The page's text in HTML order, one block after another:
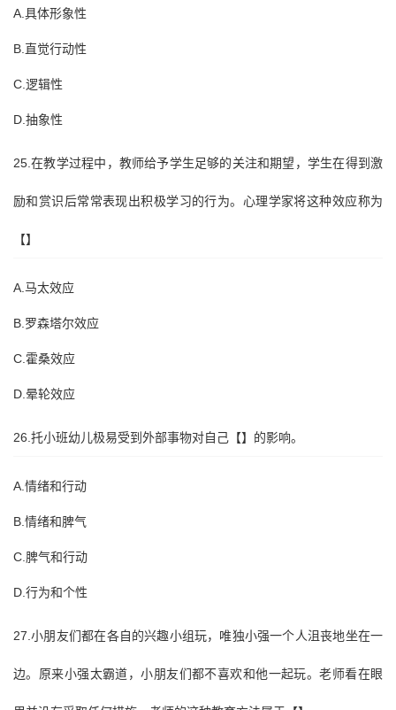
A.具体形象性
B.直觉行动性
C.逻辑性
D.抽象性
25.在教学过程中，教师给予学生足够的关注和期望，学生在得到激
励和赏识后常常表现出积极学习的行为。心理学家将这种效应称为
【】
A.马太效应
B.罗森塔尔效应
C.霍桑效应
D.晕轮效应
26.托小班幼儿极易受到外部事物对自己【】的影响。
A.情绪和行动
B.情绪和脾气
C.脾气和行动
D.行为和个性
27.小朋友们都在各自的兴趣小组玩，唯独小强一个人沮丧地坐在一
边。原来小强太霸道，小朋友们都不喜欢和他一起玩。老师看在眼